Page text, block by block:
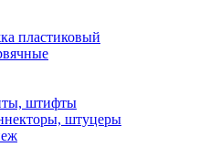
пластиковый
штифты
штуцеры